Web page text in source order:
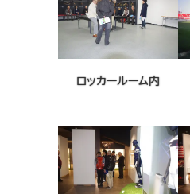
ロッカールーム内